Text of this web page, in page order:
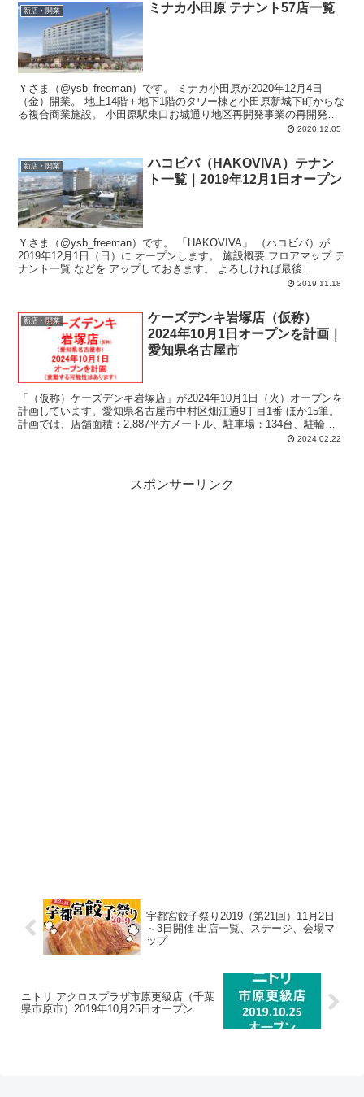
新店・開業 ミナカ小田原 テナント57店一覧
Ｙさま（@ysb_freeman）です。 ミナカ小田原が2020年12月4日
（金）開業。 地上14階＋地下1階のタワー棟と小田原新城下町からな
る複合商業施設。 小田原駅東口お城通り地区再開発事業の再開発ビ
2020.12.05
新店・開業
ハコビバ（HAKOVIVA）テナン
ト一覧｜2019年12月1日オープン
Ｙさま（@ysb_freeman）です。 「HAKOVIVA」 （ハコビバ）が
2019年12月1日（日）に オープンします。 施設概要 フロアマップ テ
ナント一覧 などを アップしておきます。 よろしければ最後...
2019.11.18
新店・開業
ケーズデンキ岩塚店（仮称）
2024年10月1日オープンを計画｜
愛知県名古屋市
「（仮称）ケーズデンキ岩塚店」が2024年10月1日（火）オープンを
計画しています。愛知県名古屋市中村区畑江通9丁目1番 ほか15筆。
計画では、店舗面積：2,887平方メートル、駐車場：134台、駐輪
場：72台、営業時間：開店時間 午前9時00分-午後9時00分。2024.02.22
スポンサーリンク
宇都宮餃子祭り2019（第21回）11月2日
～3日開催 出店一覧、ステージ、会場マ
ップ
ニトリ アクロスプラザ市原更級店（千葉
県市原市）2019年10月25日オープン